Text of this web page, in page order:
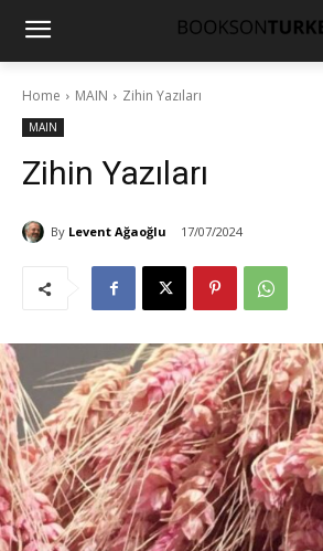
Home MAIN Zihin Yazıları
MAIN
Zihin Yazıları
By Levent Ağaoğlu 17/07/2024